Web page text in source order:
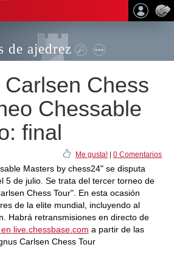
de ajedrez
Chess
Chessable
final
Me gusta! 0 Comentarios
Masters by chess24" se disputa
5 de julio. Se trata del tercer torneo de
Chess Tour". En esta ocasión
de la elite mundial, incluyendo al
Habrá retransmisiones en directo de
live.chessbase.com a partir de las
Carlsen Chess Tour